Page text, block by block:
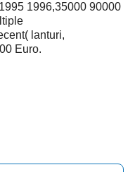
1996,35000 90000
lanturi,
Euro.